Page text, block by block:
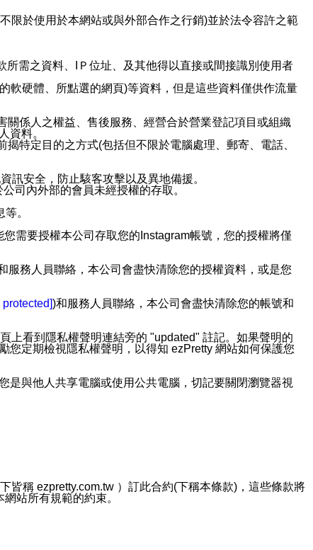
限於使用於本網站或與外部合作之行銷)並於法令容許之範
需之資料、IＰ位址、及其他得以直接或間接識別使用者
軟硬體、所點選的網頁)等資料，但是這些資料僅供作流量
係人之權益、售後服務、經營合於營業登記項目或組織
資料。
特定目的之方式(包括但不限於電腦處理、郵寄、電話、
訊安全，防止駭客攻擊以及異地備援。
司內外部的會員未經授權的存取。
。
需要授權本公司存取您的Instagram帳號，您的授權將僅
服務人員聯絡，本公司會盡快清除您的授權資料，或是您
protected])和服務人員聯絡，本公司會盡快清除您的帳號和
上看到隱私權聲明連結旁的 "updated" 註記。如果聲明的
您定期檢視隱私權聲明，以得知 ezPretty 網站如何保護您
是與他人共享電腦或使用公共電腦，切記要關閉瀏覽器視
將可收到通知型訊息。
皆稱 ezpretty.com.tw ）訂此合約(下稱本條款)，這些條款將
站所有規範的約束。